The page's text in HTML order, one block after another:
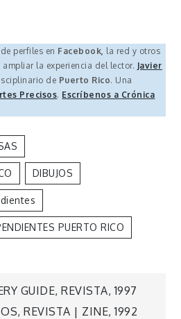
perfiles en Facebook, la red y otros
la experiencia del lector. Javier
de Puerto Rico. Una
Precisos. Escríbenos a Crónica
DIBUJOS
PUERTO RICO
GUIDE, REVISTA, 1997
REVISTA | ZINE, 1992